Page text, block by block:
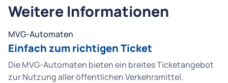
Weitere Informationen
MVG-Automaten
Einfach zum richtigen Ticket
Die MVG-Automaten bieten ein breites Ticketangebot
zur Nutzung aller öffentlichen Verkehrsmittel.